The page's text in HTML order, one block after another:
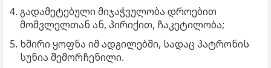
გადამეტებული მიჯაჭვულობა დროებით
მომვლელთან ან, პირიქით, ჩაკეტილობა;
ხშირი ყოფნა იმ ადგილებში, სადაც პატრონის
სუნია შემორჩენილი.